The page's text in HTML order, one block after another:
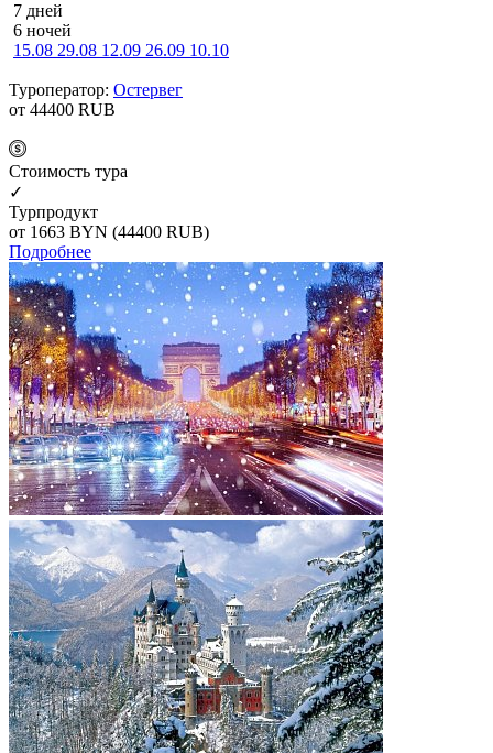
7 дней
6 ночей
15.08 29.08 12.09 26.09 10.10
Туроператор: Остервег
от 44400 RUB
Cтоимость тура
✓
Турпродукт
от 1663 BYN (44400 RUB)
Подробнее